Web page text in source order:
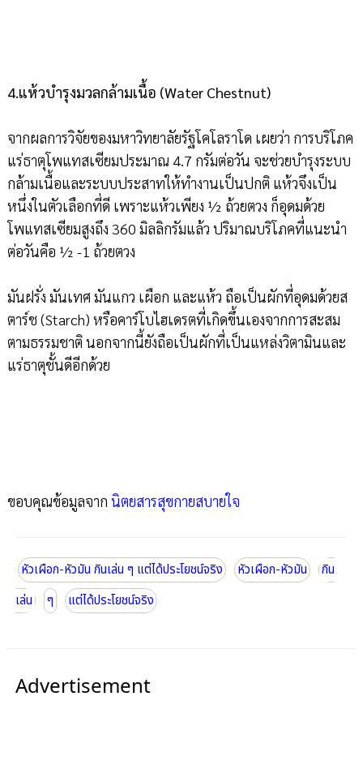
4.แห้วบำรุงมวลกล้ามเนื้อ (Water Chestnut)
จากผลการวิจัยของมหาวิทยาลัยรัฐโคโลราโด เผยว่า การบริโภค
แร่ธาตุโพแทสเซียมประมาณ 4.7 กรัมต่อวัน จะช่วยบำรุงระบบ
กล้ามเนื้อและระบบประสาทให้ทำงานเป็นปกติ แห้วจึงเป็น
หนึ่งในตัวเลือกที่ดี เพราะแห้วเพียง ½ ถ้วยตวง ก็อุดมด้วย
โพแทสเซียมสูงถึง 360 มิลลิกรัมแล้ว ปริมาณบริโภคที่แนะนำ
ต่อวันคือ ½ -1 ถ้วยตวง
มันฝรั่ง มันเทศ มันแกว เผือก และแห้ว ถือเป็นผักที่อุดมด้วยส
ตาร์ช (Starch) หรือคาร์โบไฮเดรตที่เกิดขึ้นเองจากการสะสม
ตามธรรมชาติ นอกจากนี้ยังถือเป็นผักที่เป็นแหล่งวิตามินและ
แร่ธาตุชั้นดีอีกด้วย
ขอบคุณข้อมูลจาก นิตยสารสุขกายสบายใจ
หัวเผือก-หัวมัน กินเล่น ๆ แต่ได้ประโยชน์จริง หัวเผือก-หัวมัน
กิน
เล่น
ๆ แต่ได้ประโยชน์จริง
Advertisement